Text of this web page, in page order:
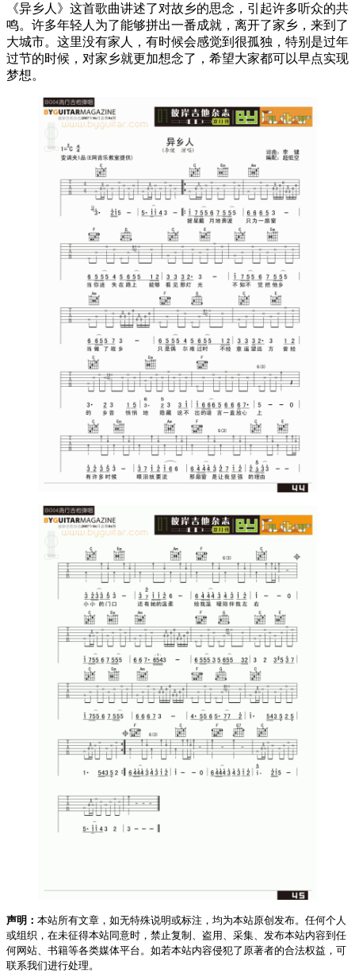
《异乡人》这首歌曲讲述了对故乡的思念，引起许多听众的共
鸣。许多年轻人为了能够拼出一番成就，离开了家乡，来到了
大城市。这里没有家人，有时候会感觉到很孤独，特别是过年
过节的时候，对家乡就更加想念了，希望大家都可以早点实现
梦想。
声明： 本站所有文章，如无特殊说明或标注，均为本站原创发布。任何个人
或组织，在未征得本站同意时，禁止复制、盗用、采集、发布本站内容到任
何网站、书籍等各类媒体平台。如若本站内容侵犯了原著者的合法权益，可
联系我们进行处理。